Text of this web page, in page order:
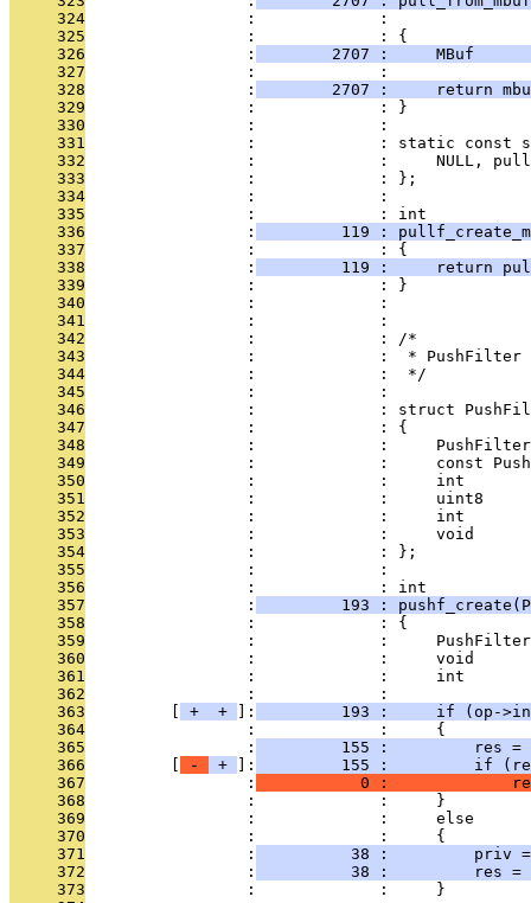
     324
:             :
     325
                 :             : {
     326
                 :
2707 :     MBuf
     327
                 :             :
     328
                 :
2707 :     return
     329
                 :             : }
     330
                 :             :
     331
:             : static const
     332
:             :     NULL,
     333
                 :             : };
     334
                 :             :
     335
                 :             : int
     336
                 :
119 :
     337
                 :             : {
     338
                 :
119 :     return
     339
                 :             : }
     340
                 :             :
     341
                 :             :
     342
                 :             : /*
     343
                 :             :  * PushFilter
     344
                 :             :  */
     345
                 :             :
     346
:             : struct
     347
                 :             : {
     348
:             :
     349
:             :     const
     350
:             :     int
     351
:             :     uint8
     352
:             :     int
     353
:             :     void
     354
                 :             : };
     355
                 :             :
     356
                 :             : int
     357
                 :
193 :
     358
                 :             : {
     359
:             :
     360
:             :     void
     361
:             :     int
     362
                 :             :
     363
+ + ]:
193 :     if (op-
     364
                 :             :     {
     365
                 :
155 :         res =
     366
- + ]:
155 :         if
     367
                 :
0 :
     368
                 :             :     }
     369
                 :             :     else
     370
                 :             :     {
     371
                 :
38 :         priv
     372
                 :
38 :         res =
     373
                 :             :     }